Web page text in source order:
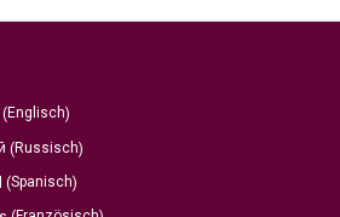
(Englisch)
(Russisch)
(Spanisch)